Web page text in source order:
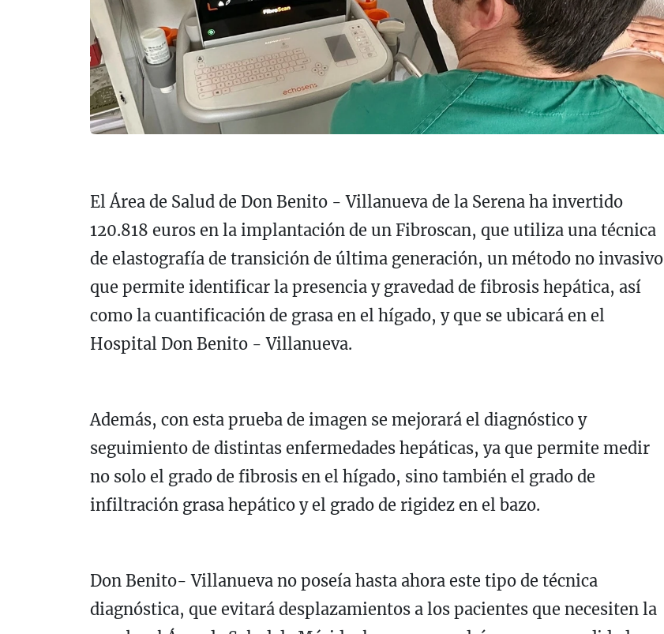
El Área de Salud de Don Benito - Villanueva de la Serena ha invertido
120.818 euros en la implantación de un Fibroscan, que utiliza una técnica
de elastografía de transición de última generación, un método no invasivo
que permite identificar la presencia y gravedad de fibrosis hepática, así
como la cuantificación de grasa en el hígado, y que se ubicará en el
Hospital Don Benito - Villanueva.
Además, con esta prueba de imagen se mejorará el diagnóstico y
seguimiento de distintas enfermedades hepáticas, ya que permite medir
no solo el grado de fibrosis en el hígado, sino también el grado de
infiltración grasa hepático y el grado de rigidez en el bazo.
Don Benito- Villanueva no poseía hasta ahora este tipo de técnica
diagnóstica, que evitará desplazamientos a los pacientes que necesiten la